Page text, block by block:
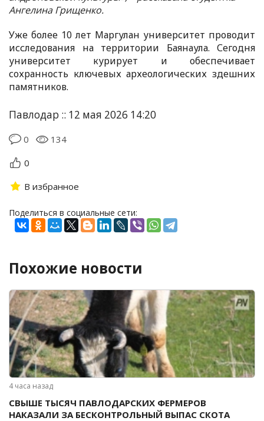
Ангелина Грищенко.
Уже более 10 лет Маргулан университет проводит
исследования на территории Баянаула. Сегодня
университет курирует и обеспечивает
сохранность ключевых археологических здешних
памятников.
Павлодар :: 12 мая 2026 14:20
0
134
0
В избранное
Поделиться в социальные сети:
Похожие новости
4 часа назад
СВЫШЕ ТЫСЯЧ ПАВЛОДАРСКИХ ФЕРМЕРОВ
НАКАЗАЛИ ЗА БЕСКОНТРОЛЬНЫЙ ВЫПАС СКОТА